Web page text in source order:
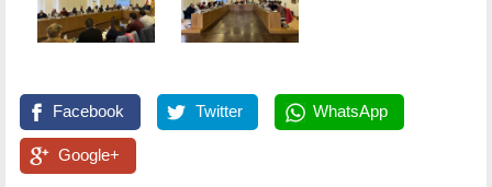
Facebook Twitter WhatsApp
Google+